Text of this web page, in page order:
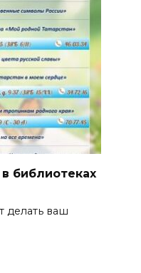
библиотеках
делать ваш